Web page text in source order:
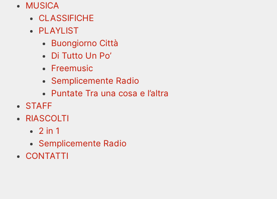
MUSICA
CLASSIFICHE
PLAYLIST
Buongiorno Città
Di Tutto Un Po’
Freemusic
Semplicemente Radio
Puntate Tra una cosa e l’altra
STAFF
RIASCOLTI
2 in 1
Semplicemente Radio
CONTATTI